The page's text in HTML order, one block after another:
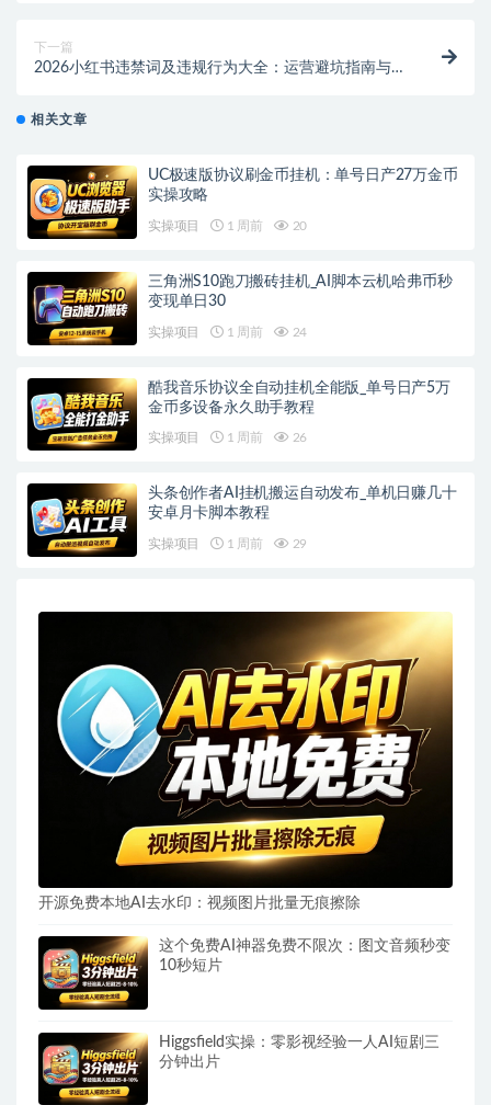
下一篇
2026小红书违禁词及违规行为大全：运营避坑指南与限
相关文章
UC极速版协议刷金币挂机：单号日产27万金币
实操攻略
实操项目 1 周前 20
三角洲S10跑刀搬砖挂机_AI脚本云机哈弗币秒
变现单日30
实操项目 1 周前 24
酷我音乐协议全自动挂机全能版_单号日产5万
金币多设备永久助手教程
实操项目 1 周前 26
头条创作者AI挂机搬运自动发布_单机日赚几十
安卓月卡脚本教程
实操项目 1 周前 29
开源免费本地AI去水印：视频图片批量无痕擦除
这个免费AI神器免费不限次：图文音频秒变
10秒短片
Higgsfield实操：零影视经验一人AI短剧三
分钟出片